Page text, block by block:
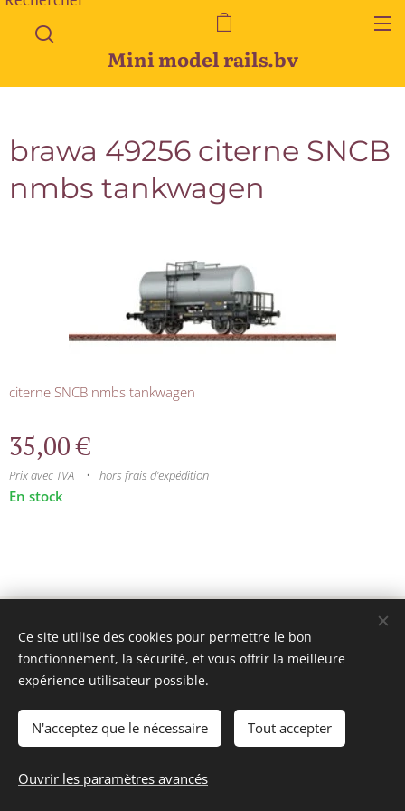
Mini model rails.bv
brawa 49256 citerne SNCB
nmbs tankwagen
citerne SNCB nmbs tankwagen
35,00€
Prix avec TVA hors frais d'expédition
En stock
Ajouter au panier
mini model rails
Langues
Français
Nederlands
Ce site utilise des cookies pour permettre le bon
fonctionnement, la sécurité, et vous offrir la meilleure
expérience utilisateur possible.
N'acceptez que le nécessaire Tout accepter
Ouvrir les paramètres avancés